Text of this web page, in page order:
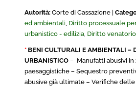
Autorità: Corte di Cassazione |
ed ambientali, Diritto processuale
urbanistico - edilizia, Diritto
* BENI CULTURALI E AMBIENTALI –
URBANISTICO – Manufatti abusivi in
paesaggistiche – Sequestro
abusive già ultimate – Verifiche